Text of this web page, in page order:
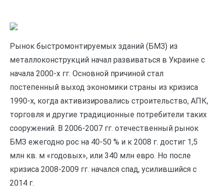
Рынок быстромонтируемых зданий (БМЗ) из
металлоконструкций начал развиваться в Украине с
начала 2000-х гг. Основной причиной стал
постепенный выход экономики страны из кризиса
1990-х, когда активизировались строительство, АПК,
торговля и другие традиционные потребители таких
сооружений. В 2006-2007 гг. отечественный рынок
БМЗ ежегодно рос на 40-50 % и к 2008 г. достиг 1,5
млн кв. м «годовых», или 340 млн евро. Но после
кризиса 2008-2009 гг. начался спад, усилившийся с
2014 г.